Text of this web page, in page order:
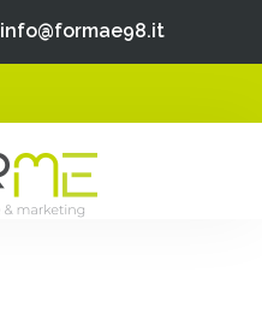
info@formae98.it
Search